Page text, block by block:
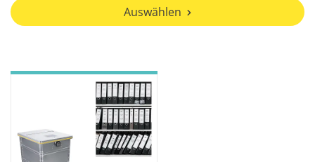
Auswählen